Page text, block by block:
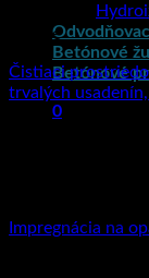
Betónové
Betónové
0
Čističe
Čistiaci
trvalých
Impregnácia na